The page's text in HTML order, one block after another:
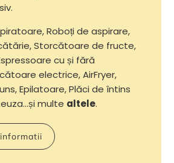
Roboți de aspirare,
Storcătoare de fructe,
cu și fără
electrice, AirFryer,
Epilatoare, Plăci de întins
multe altele.